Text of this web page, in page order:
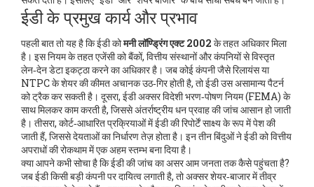
ईडी के प्रमुख कार्य और प्रभाव
पहली बात तो यह है कि ईडी कोमनी लॉण्ड्रिंग एक्ट 2002 के तहत अधिकार मिला
है। इस नियम के तहत एजेंसी को बैंकों, वित्तीय संस्थानों और कंपनियों से विस्तृत
लेन‑देन डेटा इकट्ठा करने का अधिकार है। जब कोई कंपनी जैसे रिलायंस या
NTPC के शेयर की कीमत अचानक उठ‑गिर होती है, तो ईडी उस असामान्य पैटर्न
को ट्रैक कर सकती है। दूसरा, ईडी अक्सर विदेशी भरण‑पोषण नियम (FEMA) के
साथ मिलकर काम करती है, जिससे अंतर्राष्ट्रीय धन प्रवाह की जांच आसान हो जाती
है। तीसरा, कोर्ट‑आधारित प्रक्रियाओं में ईडी की रिपोर्टें साक्ष्य के रूप में पेश की
जाती हैं, जिससे देयताओं का निर्धारण तेज़ होता है। इन तीन बिंदुओं ने ईडी को वित्तीय
अपराधों की रोकथाम में एक अहम स्तम्भ बना दिया है।
क्या आपने कभी सोचा है कि ईडी की जांच का असर आम जनता तक कैसे पहुंचता है?
जब ईडी किसी बड़ी कंपनी पर दायित्व लगाती है, तो अक्सर शेयर‑बाजार में तीव्र